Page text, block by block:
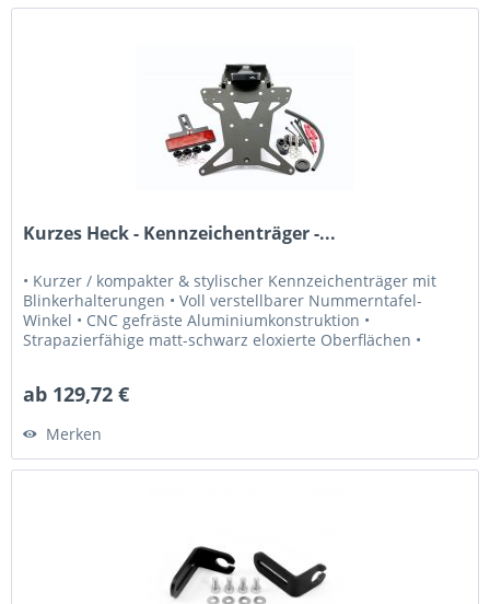
Kurzes Heck - Kennzeichenträger -...
• Kurzer / kompakter & stylischer Kennzeichenträger mit
Blinkerhalterungen • Voll verstellbarer Nummerntafel-
Winkel • CNC gefräste Aluminiumkonstruktion •
Strapazierfähige matt-schwarz eloxierte Oberflächen •
ab 129,72 €
Merken